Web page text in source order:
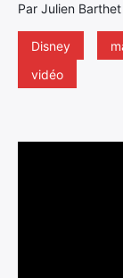
Par Julien
Disney
vidéo